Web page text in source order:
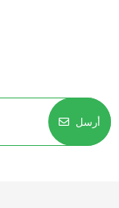
أرسل